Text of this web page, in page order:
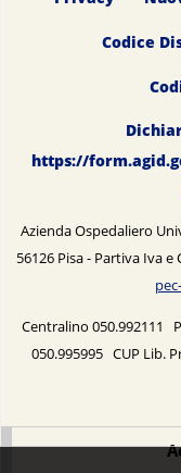
Codice
https://
Azienda Ospedaliero
56126 Pisa - Partiva Iva
Centralino 050.992111
050.995995 CUP Lib.